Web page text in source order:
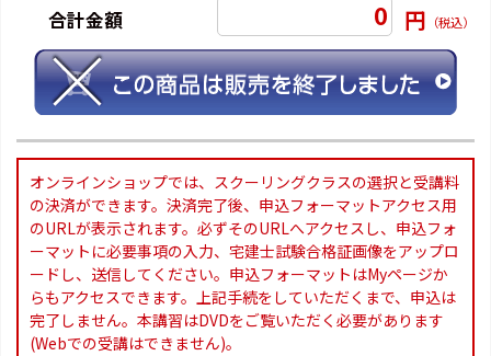
合計金額
0 円 （税込）
オンラインショップでは、スクーリングクラスの選択と受講料
の決済ができます。決済完了後、申込フォーマットアクセス用
のURLが表示されます。必ずそのURLへアクセスし、申込フォ
ーマットに必要事項の入力、宅建士試験合格証画像をアップロ
ードし、送信してください。申込フォーマットはMyページか
らもアクセスできます。上記手続をしていただくまで、申込は
完了しません。本講習はDVDをご覧いただく必要があります
(Webでの受講はできません)。